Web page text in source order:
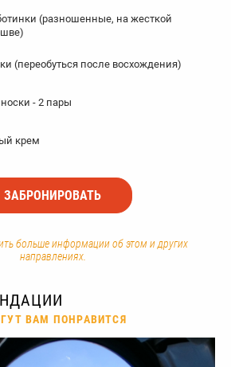
(разношенные, на жесткой
(переобуться после восхождения)
- 2 пары
крем
ЗАБРОНИРОВАТЬ
больше информации об этом и других
направлениях.
ВАМ ПОНРАВИТСЯ